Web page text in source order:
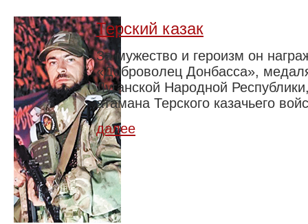
Терский казак
За мужество и героизм он
«Доброволец Донбасса»,
Луганской Народной
атамана Терского казачьего
далее